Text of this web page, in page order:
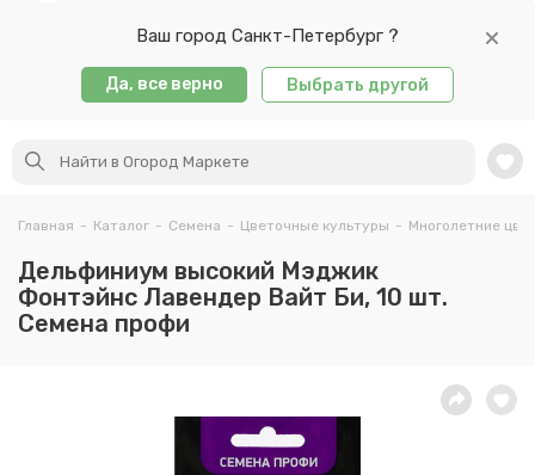
Ваш город Санкт-Петербург ?
Да, все верно Выбрать другой
Главная - Каталог - Семена - Цветочные культуры - Многолетние
Дельфиниум высокий Мэджик
Фонтэйнс Лавендер Вайт Би, 10 шт.
Семена профи